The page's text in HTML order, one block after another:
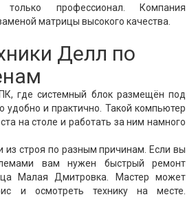
профессионал. Компания
матрицы высокого качества.
Делл по
где системный блок размещён под
и практично. Такой компьютер
на столе и работать за ним намного
строя по разным причинам. Если вы
вам нужен быстрый ремонт
Малая Дмитровка. Мастер может
и осмотреть технику на месте.